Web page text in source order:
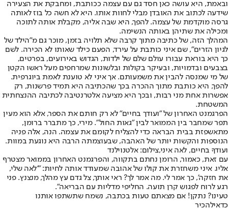
ובאמת, היא עושה כאן חסד גם עם עצמה ככותבת, ומחבקת את הצעירה
שידעה לכתוב את האובדן מבלי לחוות אותו. היא לא חשה כל בוז לאותה
גרסה מוקדמת של עצמה. להפך, היא שבה אליה, מקבלת אותה לתוכה
ומכילה את שתיהן באותה הנשימה.
המהלך הזה, של כתיבה מתוך קרבה שלא תלויה בזמן, מוכר גם מ"הילד של
לגיון הזרים", שם איני כותבת על עירד, הפעם כילד שאותו לא הכירה. לשם
כך היא בוראת עבורו עולם שלם של ילדות, הגדוש באירועים, בפרטים,
בצבעים ובדמויות, ובעיקר בקולות ובלשונות שמרחפים מעל ראשו הקטן
של מי שמנסה להבין את משמעותם. אך איני לא טוענת לאמת ביוגרפית.
להפך, היא כותבת מתוך ההכרה בכך שהכתיבה היא תמיד פרשנות, רק
אפשרות אחת מני רבות, ובכך היא מציעה אלטרנטיבה לכתיבה ההנצחתית
המשטחת.
הפרגמנט האחרון של "ועודך בחיים" לא רק חותם את הספר, אלא הוא מעין
תפר שמחבר בין הממואר לבין "גאות החול". מירי, כך מתברר ברומן,
מתאשפזת בבית הבראה כדי להצליח לקומם את עצמה. הנה, אלה פניה
הנוספות והקשות יותר של האהבה, שבעוצמתה הרבה היא נוגעת במוות.
ועודךָ בחיים, לאה איני,צילום: אלטנוילנד
עם זאת, כאמור, הרומן נחתם בתקווה, והפרגמנט האחרון בממואר מצטרף
אליו. איני משחזרת את קולו של אהובה שמעודד אותה לחיות: "'לאה שלי,
את חזקה', כך אמר לי. מה אמר לך? ראי אותך, צל גדם עץ מהלך, מנצנץ. פני
רגע לרוח לפגוש קרן תועה. החליפי מדליות עם הבריאה".
טעינו? נתקן! אם מצאתם טעות בכתבה, נשמח שתשתפו אותנו
כדאילהכיר